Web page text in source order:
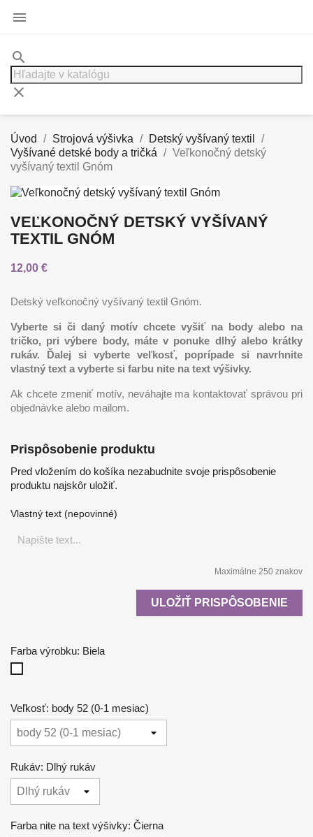

search
clear
Úvod Strojová výšivka
Detský vyšívaný textil
Vyšívané detské body a tričká
Veľkonočný detský
vyšívaný textil Gnóm
VEĽKONOČNÝ DETSKÝ VYŠÍVANÝ
TEXTIL GNÓM
12,00 €
Detský veľkonočný vyšívaný textil Gnóm.
Vyberte si či daný motív chcete vyšiť na body alebo na
tričko, pri výbere body, máte v ponuke dlhý alebo krátky
rukáv. Ďalej si vyberte veľkosť, poprípade si navrhnite
vlastný text a vyberte si farbu nite na text výšivky.
Ak chcete zmeniť motív, neváhajte ma kontaktovať správou pri
objednávke alebo mailom.
Prispôsobenie produktu
Pred vložením do košíka nezabudnite svoje prispôsobenie
produktu najskôr uložiť.
Vlastný text (nepovinné)
Maximálne 250 znakov
ULOŽIŤ PRISPÔSOBENIE
Farba výrobku: Biela
Veľkosť: body 52 (0-1 mesiac)
Rukáv: Dlhý rukáv
Farba nite na text výšivky: Čierna